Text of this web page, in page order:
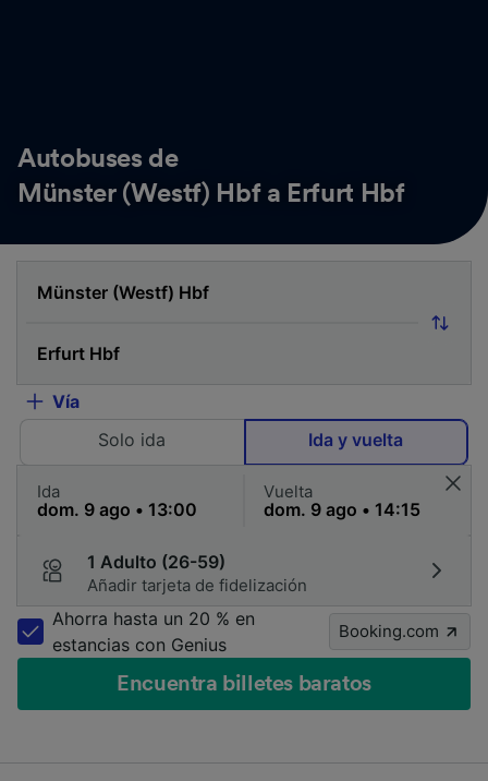
Autobuses de
Münster (Westf) Hbf a Erfurt Hbf
Vía
Solo ida
Ida y vuelta
Ida Vuelta
1 Adulto (26-59)
Añadir tarjeta de fidelización
Ahorra hasta un 20 % en
estancias con Genius
Booking.com
Encuentra billetes baratos